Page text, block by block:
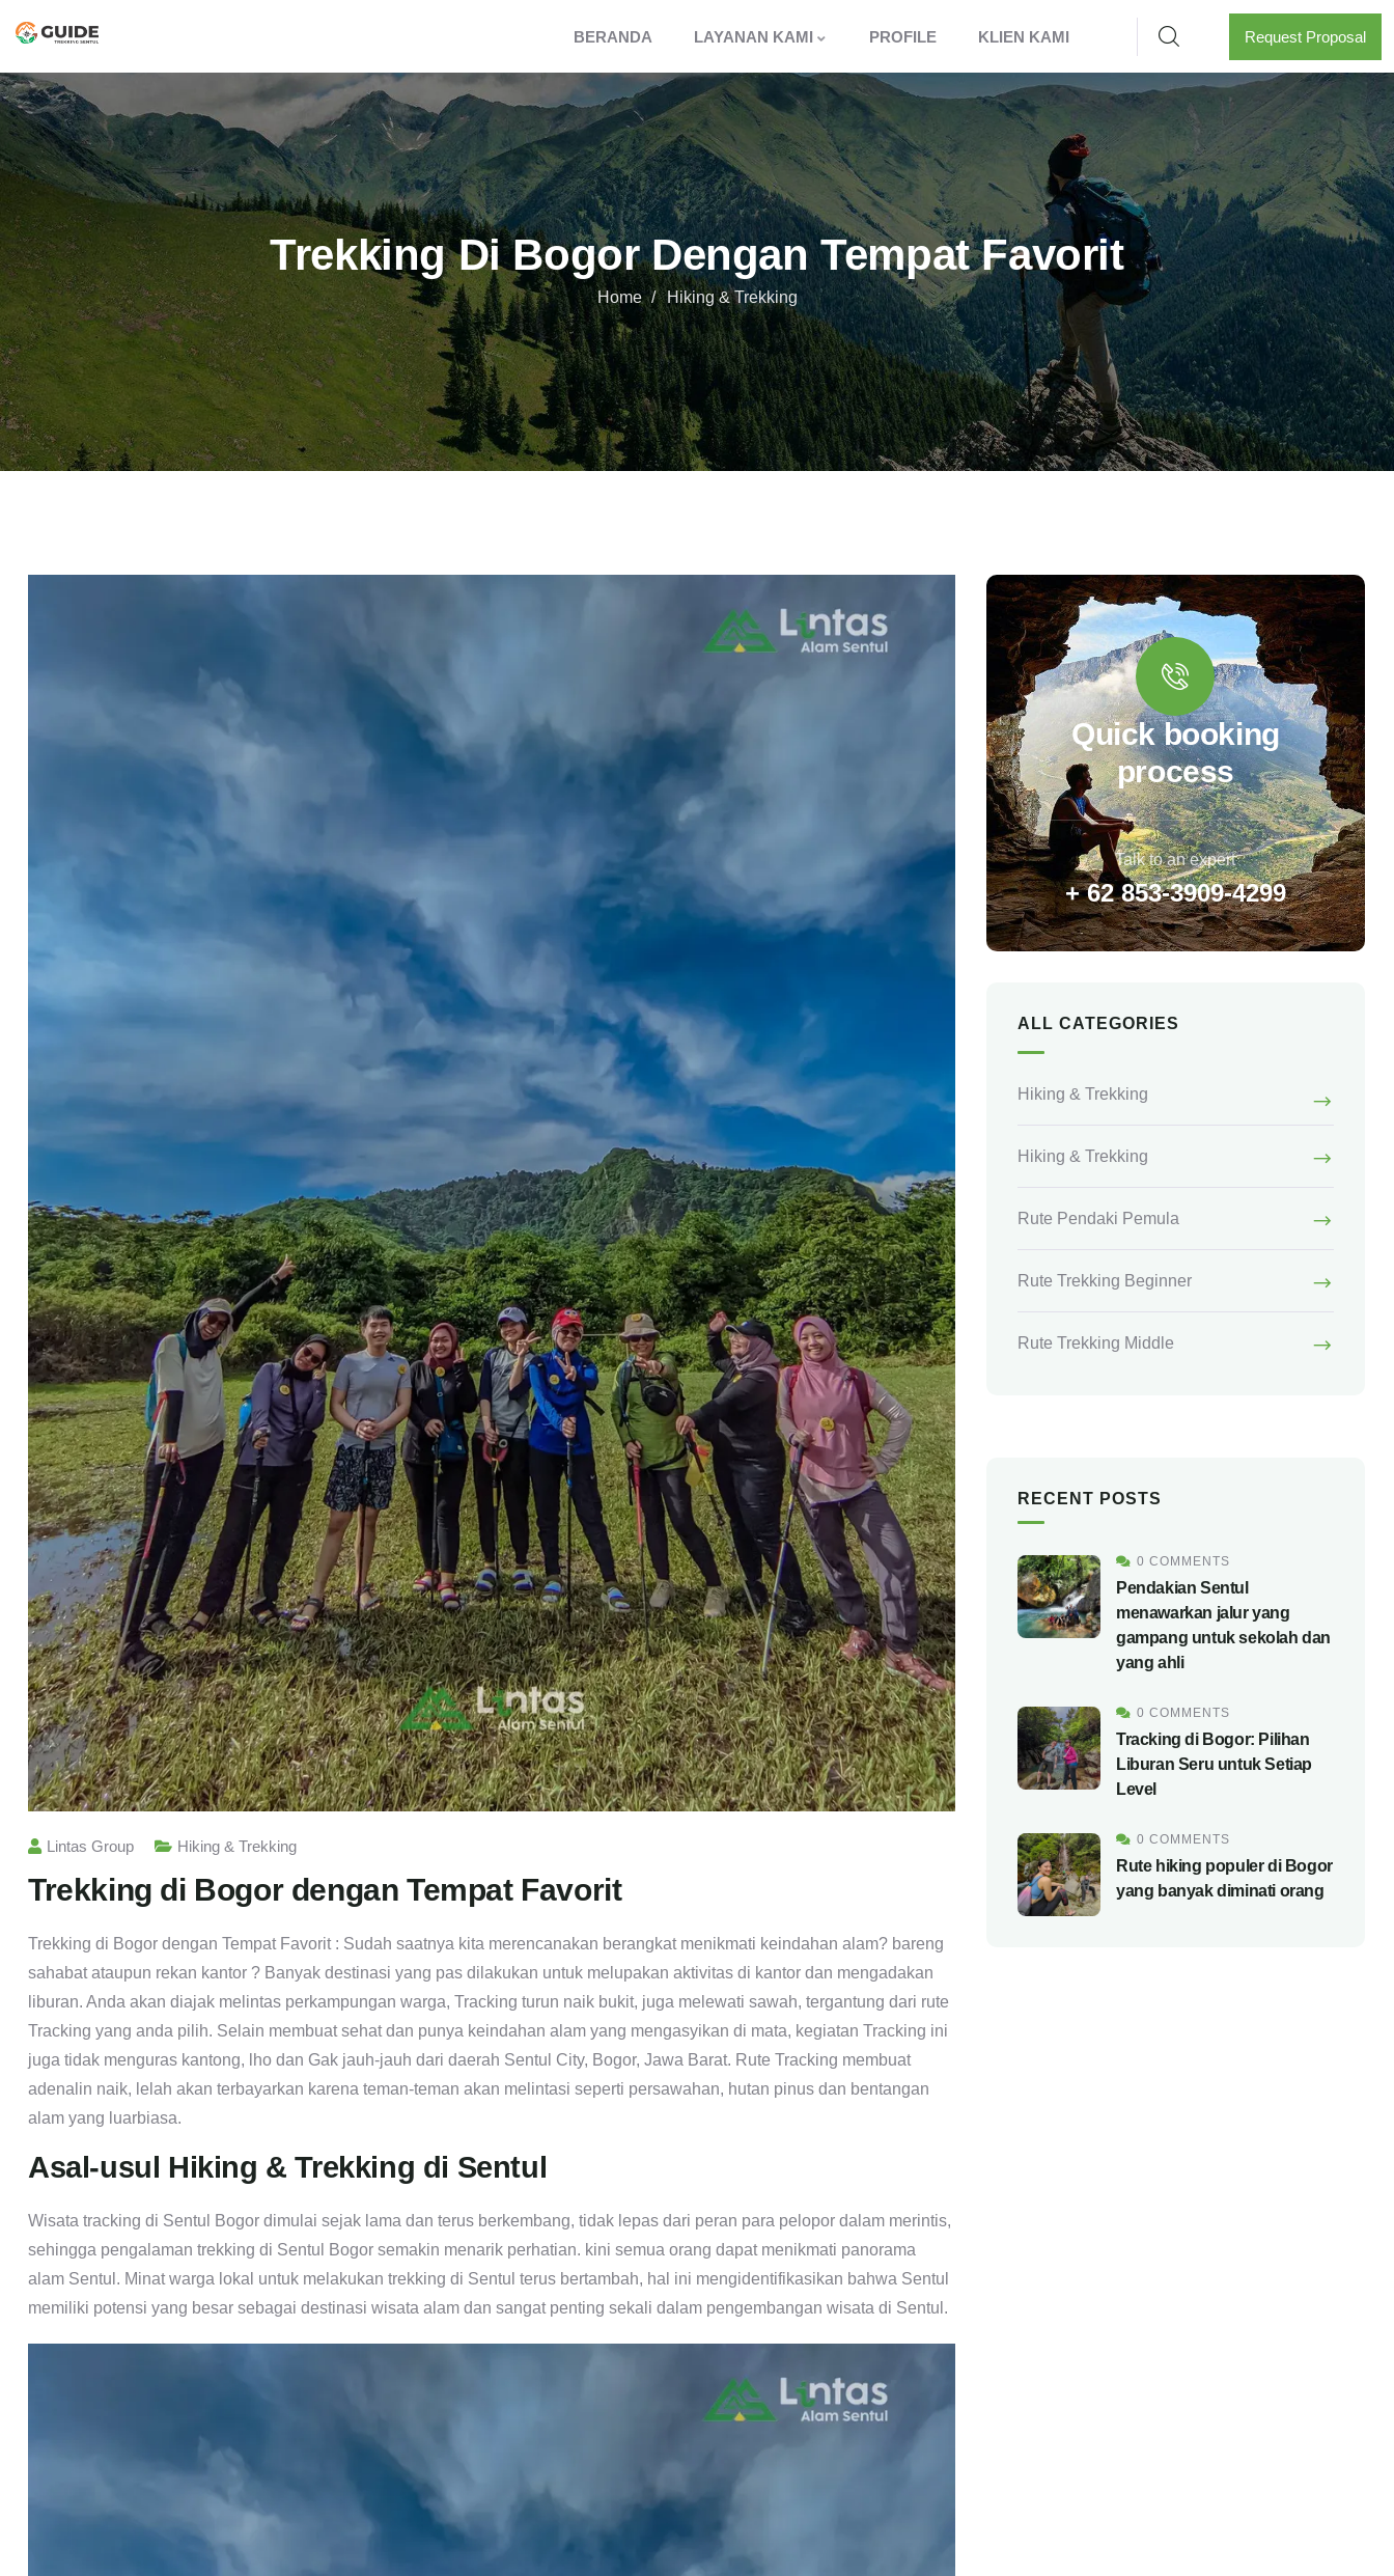
BERANDA LAYANAN KAMI PROFILE KLIEN KAMI Request Proposal
Trekking Di Bogor Dengan Tempat Favorit
Home Hiking & Trekking
Lintas Group Hiking & Trekking
Trekking di Bogor dengan Tempat Favorit
Trekking di Bogor dengan Tempat Favorit : Sudah saatnya kita merencanakan berangkat menikmati keindahan alam? bareng
sahabat ataupun rekan kantor ? Banyak destinasi yang pas dilakukan untuk melupakan aktivitas di kantor dan mengadakan
liburan. Anda akan diajak melintas perkampungan warga, Tracking turun naik bukit, juga melewati sawah, tergantung dari rute
Tracking yang anda pilih. Selain membuat sehat dan punya keindahan alam yang mengasyikan di mata, kegiatan Tracking ini
juga tidak menguras kantong, lho dan Gak jauh-jauh dari daerah Sentul City, Bogor, Jawa Barat. Rute Tracking membuat
adenalin naik, lelah akan terbayarkan karena teman-teman akan melintasi seperti persawahan, hutan pinus dan bentangan
alam yang luarbiasa.
Asal-usul Hiking & Trekking di Sentul
Wisata tracking di Sentul Bogor dimulai sejak lama dan terus berkembang, tidak lepas dari peran para pelopor dalam merintis,
sehingga pengalaman trekking di Sentul Bogor semakin menarik perhatian. kini semua orang dapat menikmati panorama
alam Sentul. Minat warga lokal untuk melakukan trekking di Sentul terus bertambah, hal ini mengidentifikasikan bahwa Sentul
memiliki potensi yang besar sebagai destinasi wisata alam dan sangat penting sekali dalam pengembangan wisata di Sentul.
Quick booking
process
Talk to an expert
+ 62 853-3909-4299
ALL CATEGORIES
Hiking & Trekking
Hiking & Trekking
Rute Pendaki Pemula
Rute Trekking Beginner
Rute Trekking Middle
RECENT POSTS
0 COMMENTS
Pendakian Sentul
menawarkan jalur yang
gampang untuk sekolah dan
yang ahli
0 COMMENTS
Tracking di Bogor: Pilihan
Liburan Seru untuk Setiap
Level
0 COMMENTS
Rute hiking populer di Bogor
yang banyak diminati orang